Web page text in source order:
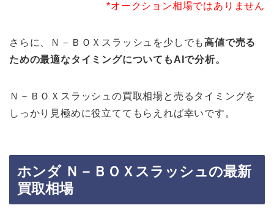
*オークション相場ではありません
さらに、Ｎ－ＢＯＸスラッシュを少しでも高値で売る
ための最適なタイミングについてもAIで分析。
Ｎ－ＢＯＸスラッシュの買取相場と売るタイミングを
しっかり見極めに役立ててもらえれば幸いです。
ホンダ Ｎ－ＢＯＸスラッシュの最新
買取相場